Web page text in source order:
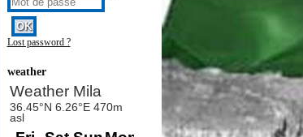
Lost password ?
weather